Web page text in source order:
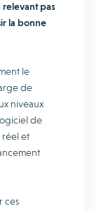
relevant pas
la bonne
le
de
niveaux
de
réel et
ces